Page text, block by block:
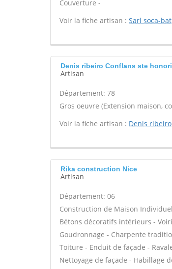
Couverture -
Voir la fiche artisan : Sarl soca-bat
Denis ribeiro Conflans ste
Artisan
Département: 78
Gros oeuvre (Extension maison,
Voir la fiche artisan : Denis ribeiro
Rika construction Nice
Artisan
Département: 06
Construction de Maison
Bétons décoratifs intérieurs -
Goudronnage - Charpente
Toiture - Enduit de façade -
Nettoyage de façade - Habillage